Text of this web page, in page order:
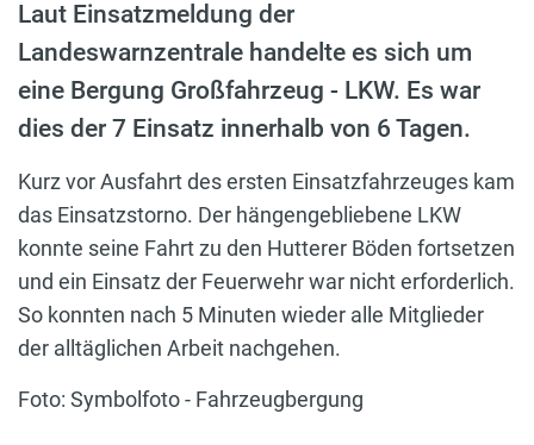
Laut Einsatzmeldung der
Landeswarnzentrale handelte es sich um
eine Bergung Großfahrzeug - LKW. Es war
dies der 7 Einsatz innerhalb von 6 Tagen.
Kurz vor Ausfahrt des ersten Einsatzfahrzeuges kam
das Einsatzstorno. Der hängengebliebene LKW
konnte seine Fahrt zu den Hutterer Böden fortsetzen
und ein Einsatz der Feuerwehr war nicht erforderlich.
So konnten nach 5 Minuten wieder alle Mitglieder
der alltäglichen Arbeit nachgehen.
Foto: Symbolfoto - Fahrzeugbergung